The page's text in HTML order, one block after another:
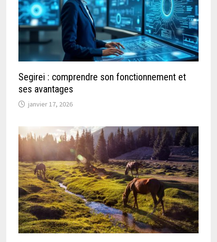
Segirei : comprendre son fonctionnement et
ses avantages
janvier 17, 2026